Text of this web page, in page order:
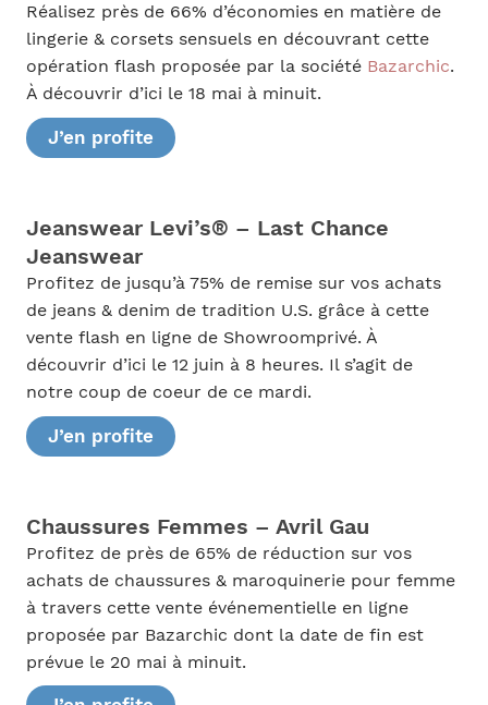
Réalisez près de 66% d’économies en matière de
lingerie & corsets sensuels en découvrant cette
opération flash proposée par la société Bazarchic.
À découvrir d’ici le 18 mai à minuit.
J’en profite
Jeanswear Levi’s® – Last Chance
Jeanswear
Profitez de jusqu’à 75% de remise sur vos achats
de jeans & denim de tradition U.S. grâce à cette
vente flash en ligne de Showroomprivé. À
découvrir d’ici le 12 juin à 8 heures. Il s’agit de
notre coup de coeur de ce mardi.
J’en profite
Chaussures Femmes – Avril Gau
Profitez de près de 65% de réduction sur vos
achats de chaussures & maroquinerie pour femme
à travers cette vente événementielle en ligne
proposée par Bazarchic dont la date de fin est
prévue le 20 mai à minuit.